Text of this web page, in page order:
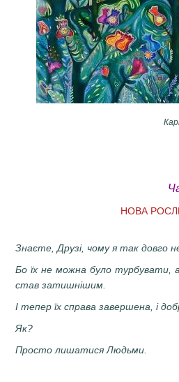
Ч
НОВА
Знаєте, Друзі, чому я так довго
Бо їх не можна було турбувати,
став затишнішим.
І тепер їх справа завершена, і
Як?
Просто лишатися Людьми.